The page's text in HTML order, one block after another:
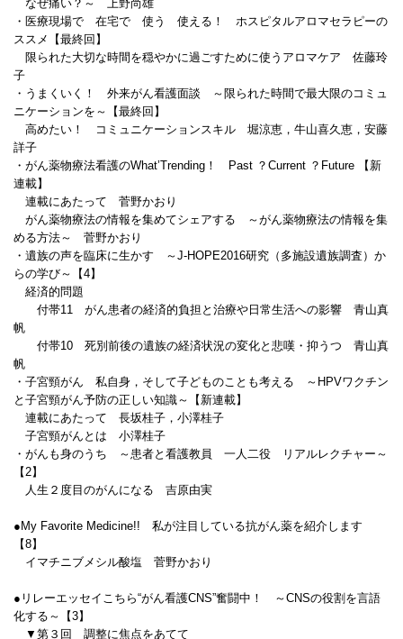
なぜ痛い？～ 上野尚雄
・医療現場で 在宅で 使う 使える！ ホスピタルアロマセラピーの
ススメ【最終回】
限られた大切な時間を穏やかに過ごすために使うアロマケア 佐藤玲
子
・うまくいく！ 外来がん看護面談 ～限られた時間で最大限のコミュ
ニケーションを～【最終回】
高めたい！ コミュニケーションスキル 堀涼恵，牛山喜久恵，安藤
詳子
・がん薬物療法看護のWhat’Trending！ Past ？Current ？Future 【新
連載】
連載にあたって 菅野かおり
がん薬物療法の情報を集めてシェアする ～がん薬物療法の情報を集
める方法～ 菅野かおり
・遺族の声を臨床に生かす ～J-HOPE2016研究（多施設遺族調査）か
らの学び～【4】
経済的問題
付帯11 がん患者の経済的負担と治療や日常生活への影響 青山真
帆
付帯10 死別前後の遺族の経済状況の変化と悲嘆・抑うつ 青山真
帆
・子宮頸がん 私自身，そして子どものことも考える ～HPVワクチン
と子宮頸がん予防の正しい知識～【新連載】
連載にあたって 長坂桂子，小澤桂子
子宮頸がんとは 小澤桂子
・がんも身のうち ～患者と看護教員 一人二役 リアルレクチャー～
【2】
人生２度目のがんになる 吉原由実
●My Favorite Medicine!! 私が注目している抗がん薬を紹介します
【8】
イマチニブメシル酸塩 菅野かおり
●リレーエッセイこちら“がん看護CNS”奮闘中！ ～CNSの役割を言語
化する～【3】
▼第３回 調整に焦点をあてて